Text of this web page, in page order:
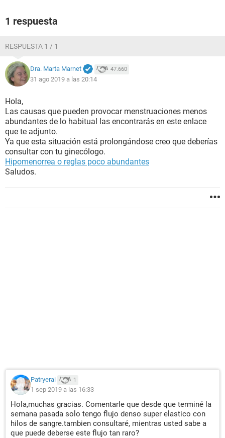
1 respuesta
RESPUESTA 1 / 1
Dra. Marta Marnet 47.660
31 ago 2019 a las 20:14
Hola,
Las causas que pueden provocar menstruaciones menos
abundantes de lo habitual las encontrarás en este enlace
que te adjunto.
Ya que esta situación está prolongándose creo que deberías
consultar con tu ginecólogo.
Hipomenorrea o reglas poco abundantes
Saludos.
Patryerai 1
1 sep 2019 a las 16:33
Hola,muchas gracias. Comentarle que desde que terminé la
semana pasada solo tengo flujo denso super elastico con
hilos de sangre.tambien consultaré, mientras usted sabe a
que puede deberse este flujo tan raro?